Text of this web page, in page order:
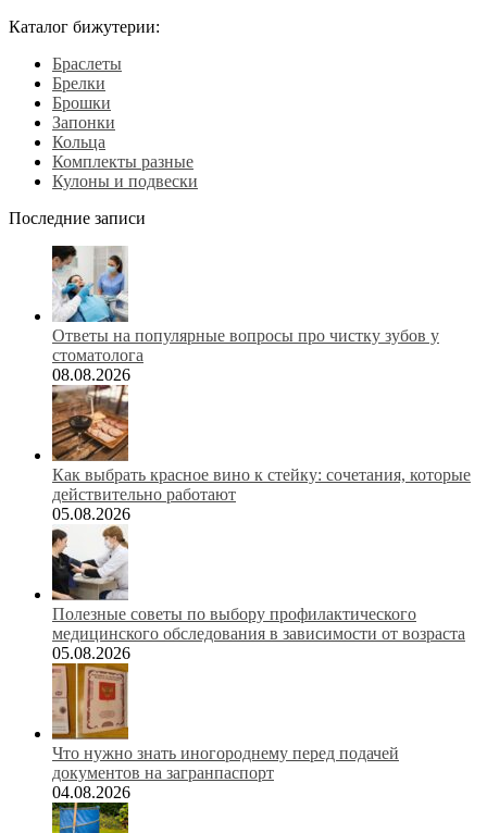
Каталог бижутерии:
Браслеты
Брелки
Брошки
Запонки
Кольца
Комплекты разные
Кулоны и подвески
Последние записи
Ответы на популярные вопросы про чистку зубов у
стоматолога
08.08.2026
Как выбрать красное вино к стейку: сочетания, которые
действительно работают
05.08.2026
Полезные советы по выбору профилактического
медицинского обследования в зависимости от возраста
05.08.2026
Что нужно знать иногороднему перед подачей
документов на загранпаспорт
04.08.2026